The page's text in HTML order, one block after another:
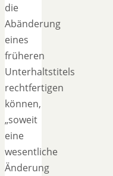
die
Abänderung
eines
früheren
Unterhaltstitels
rechtfertigen
können,
„soweit
eine
wesentliche
Änderung